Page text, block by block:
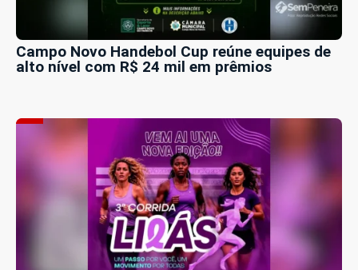
Campo Novo Handebol Cup reúne equipes de
alto nível com R$ 24 mil em prêmios